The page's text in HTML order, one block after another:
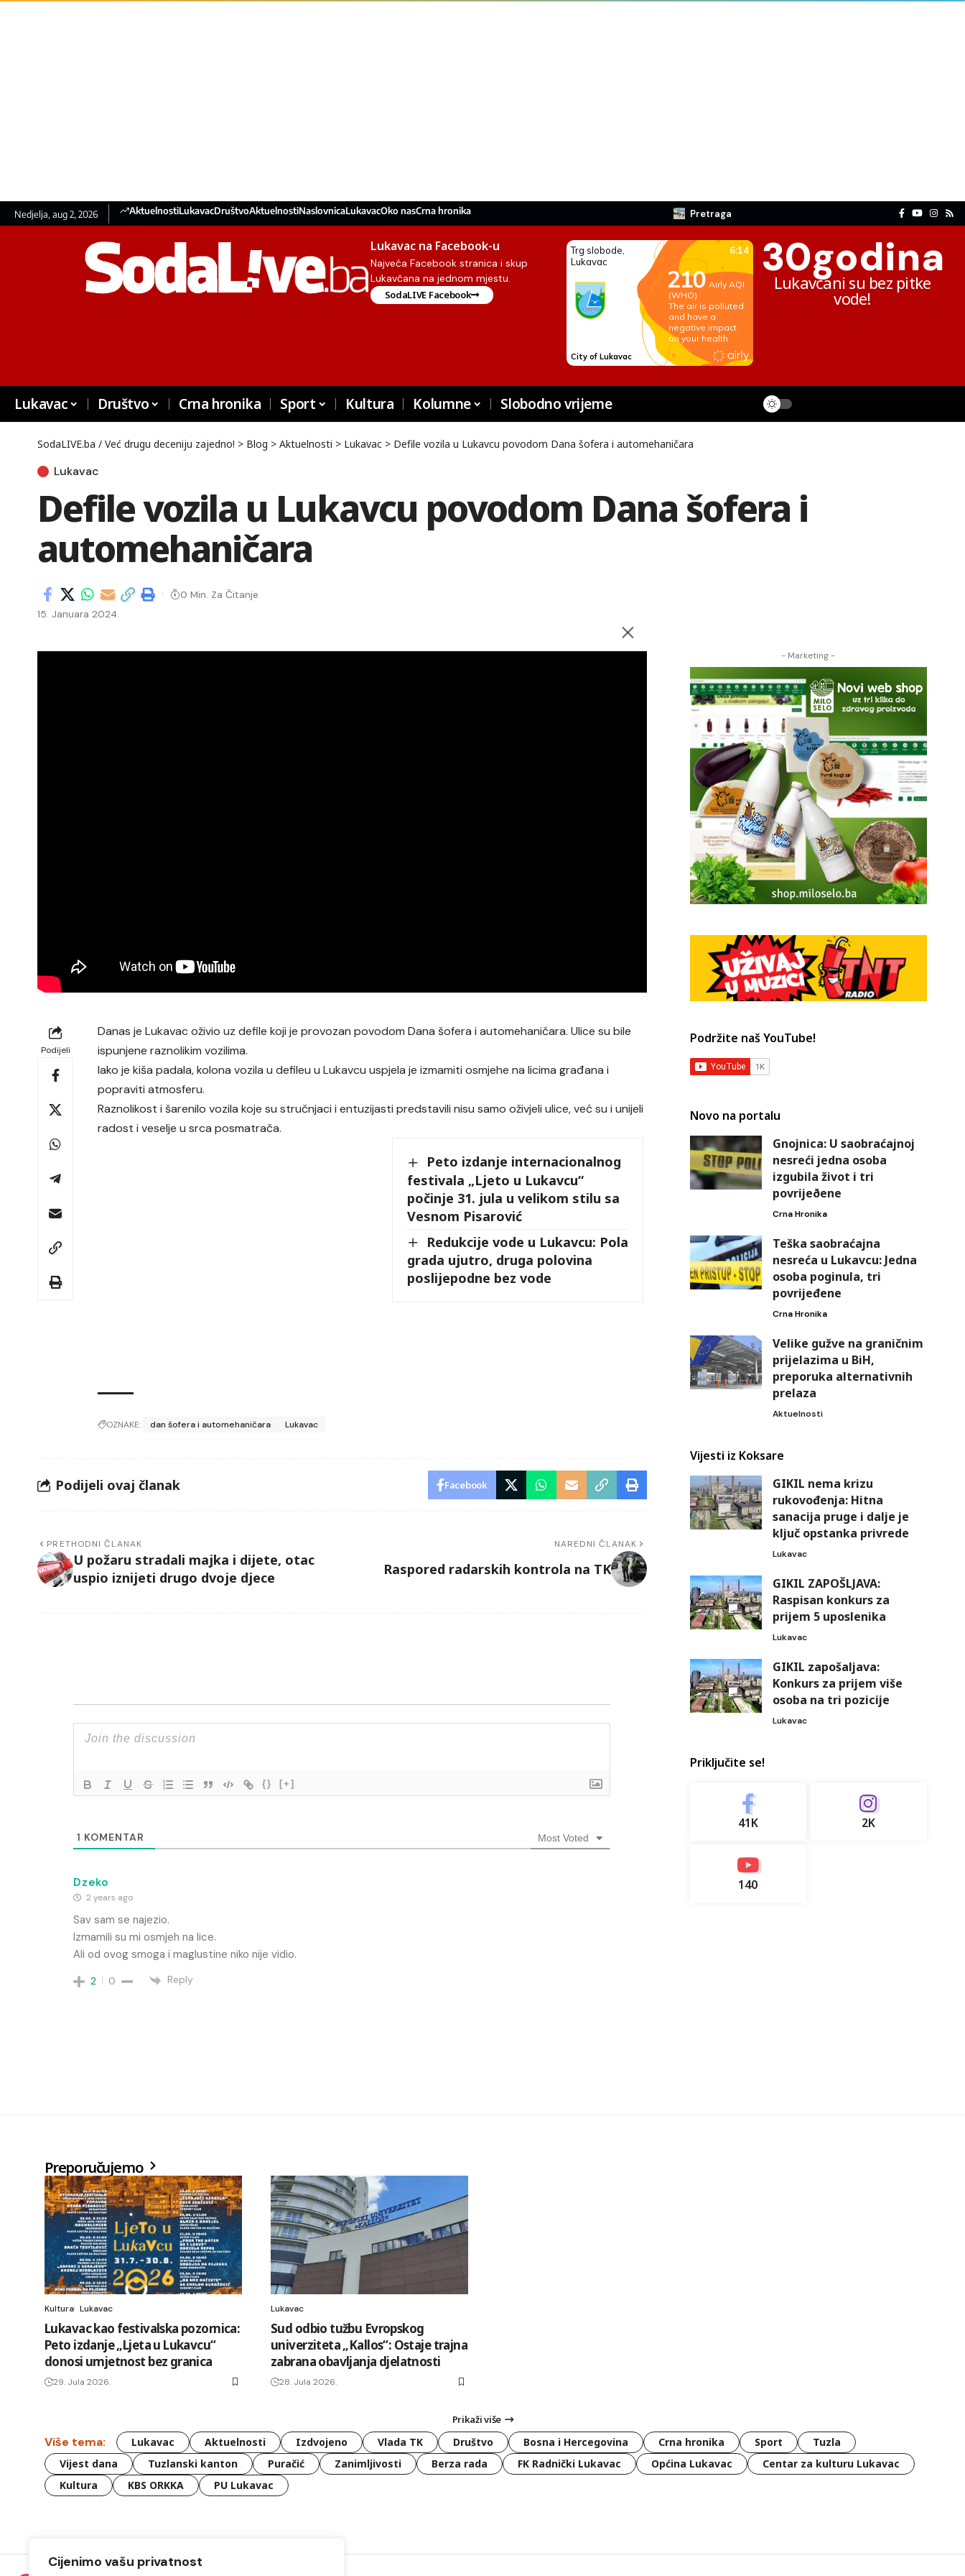
Cijenimo vašu privatnost
Nedjelja, aug 2, 2026 AktuelnostiLukavacDruštvoAktuelnostiNaslovnicaLukavacOko nasCrna hronika Pretraga
Lukavac na Facebook-u
Najveća Facebook stranica i skup
Lukavčana na jednom mjestu.
SodaLIVE Facebook
30godina
Lukavčani su bez pitke
vode!
Lukavac Društvo Crna hronika Sport Kultura Kolumne Slobodno vrijeme
SodaLIVE.ba / Već drugu deceniju zajedno! > Blog > Aktuelnosti > Lukavac > Defile vozila u Lukavcu povodom Dana šofera i automehaničara
Lukavac
Defile vozila u Lukavcu povodom Dana šofera i
automehaničara
15. Januara 2024.
0 Min. Za Čitanje
Podijeli
Danas je Lukavac oživio uz defile koji je provozan povodom Dana šofera i automehaničara. Ulice su bile
ispunjene raznolikim vozilima.
Iako je kiša padala, kolona vozila u defileu u Lukavcu uspjela je izmamiti osmjehe na licima građana i
popraviti atmosferu.
Raznolikost i šarenilo vozila koje su stručnjaci i entuzijasti predstavili nisu samo oživjeli ulice, već su i unijeli
radost i veselje u srca posmatrača.
Peto izdanje internacionalnog
festivala „Ljeto u Lukavcu“
počinje 31. jula u velikom stilu sa
Vesnom Pisarović
Redukcije vode u Lukavcu: Pola
grada ujutro, druga polovina
poslijepodne bez vode
OZNAKE: dan šofera i automehaničara Lukavac
Podijeli ovaj članak Facebook
PRETHODNI ČLANAK
U požaru stradali majka i dijete, otac
uspio iznijeti drugo dvoje djece
NAREDNI ČLANAK
Raspored radarskih kontrola na TK
{} [+]
1 KOMENTAR Most Voted
Dzeko
2 years ago
Sav sam se najezio.
Izmamili su mi osmjeh na lice.
Ali od ovog smoga i maglustine niko nije vidio.
2 0 Reply
- Marketing -
Podržite naš YouTube!
Novo na portalu
Gnojnica: U saobraćajnoj
nesreći jedna osoba
izgubila život i tri
povrijeðene
Crna Hronika
Teška saobraćajna
nesreća u Lukavcu: Jedna
osoba poginula, tri
povrijeđene
Crna Hronika
Velike gužve na graničnim
prijelazima u BiH,
preporuka alternativnih
prelaza
Aktuelnosti
Vijesti iz Koksare
GIKIL nema krizu
rukovođenja: Hitna
sanacija pruge i dalje je
ključ opstanka privrede
Lukavac
GIKIL ZAPOŠLJAVA:
Raspisan konkurs za
prijem 5 uposlenika
Lukavac
GIKIL zapošaljava:
Konkurs za prijem više
osoba na tri pozicije
Lukavac
Priključite se!
41K 2K
140
Preporučujemo
Kultura Lukavac
Lukavac kao festivalska pozornica:
Peto izdanje „Ljeta u Lukavcu“
donosi umjetnost bez granica
29. Jula 2026.
Lukavac
Sud odbio tužbu Evropskog
univerziteta „Kallos“: Ostaje trajna
zabrana obavljanja djelatnosti
28. Jula 2026.
Prikaži više
Više tema: Lukavac Aktuelnosti Izdvojeno Vlada TK Društvo Bosna i Hercegovina Crna hronika Sport
Tuzla
Vijest dana
Tuzlanski kanton Puračić Zanimljivosti Berza rada FK Radnički Lukavac Općina Lukavac
Centar za kulturu Lukavac
Kultura
KBS ORKKA PU Lukavac